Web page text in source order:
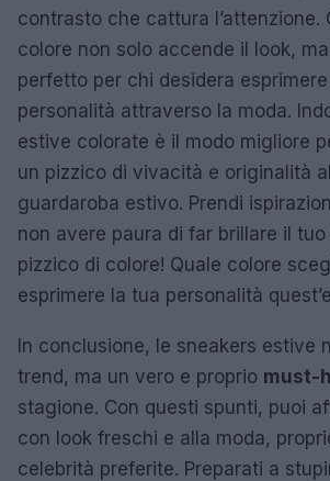
contrasto che cattura l’attenzione.
colore non solo accende il look,
perfetto per chi desidera
personalità attraverso la moda.
estive colorate è il modo migliore
un pizzico di vivacità e originalità
guardaroba estivo. Prendi
non avere paura di far brillare il
pizzico di colore! Quale colore
esprimere la tua personalità
In conclusione, le sneakers estive
trend, ma un vero e proprio must-
stagione. Con questi spunti, puoi
con look freschi e alla moda,
celebrità preferite. Preparati a